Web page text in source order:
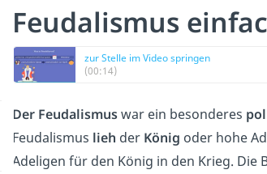
Feudalismus
zur Stelle im Video springen
(00:14)
Der Feudalismuswar ein besonderes
Feudalismus lieh der König oder hohe
Adeligen für den König in den Krieg.